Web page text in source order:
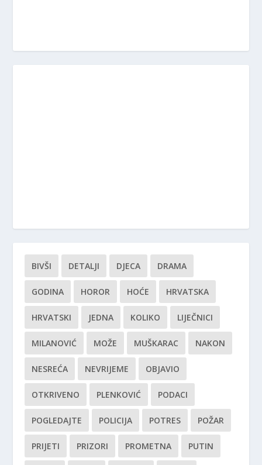
BIVŠI DETALJI DJECA DRAMA
GODINA HOROR HOĆE HRVATSKA
HRVATSKI JEDNA KOLIKO LIJEČNICI
MILANOVIĆ MOŽE MUŠKARAC NAKON
NESREĆA NEVRIJEME OBJAVIO
OTKRIVENO PLENKOVIĆ PODACI
POGLEDAJTE POLICIJA POTRES POŽAR
PRIJETI PRIZORI PROMETNA PUTIN